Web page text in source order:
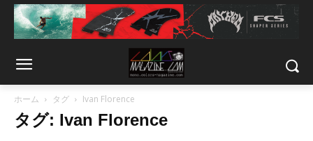
ホーム タグ Ivan Florence
タグ: Ivan Florence